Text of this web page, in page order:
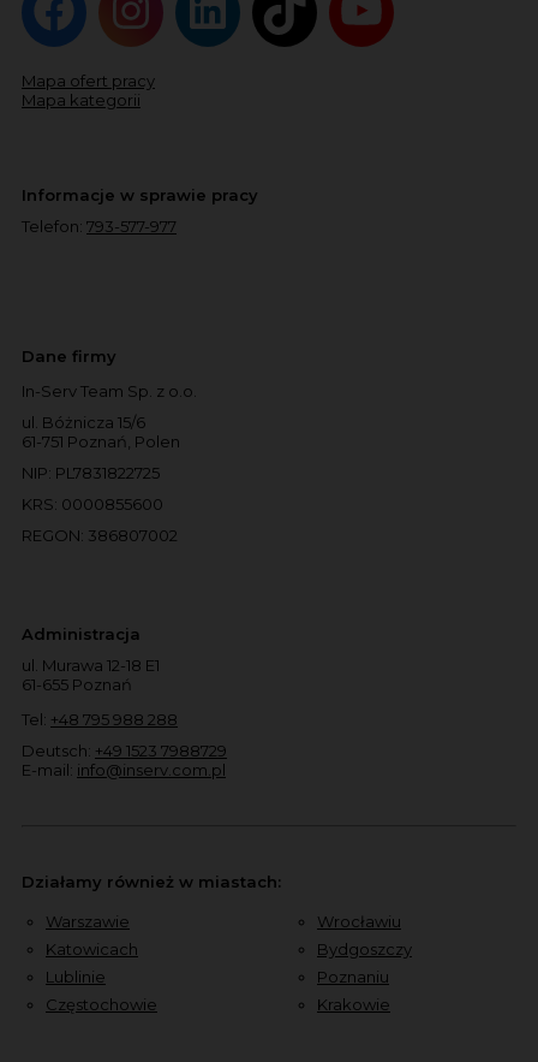
Mapa ofert pracy
Mapa kategorii
Informacje w sprawie pracy
Telefon: 793-577-977
Dane firmy
In-Serv Team Sp. z o.o.
ul. Bóżnicza 15/6
61-751 Poznań, Polen
NIP: PL7831822725
KRS: 0000855600
REGON: 386807002
Administracja
ul. Murawa 12-18 E1
61-655 Poznań
Tel: +48 795 988 288
Deutsch: +49 1523 7988729
E-mail: info@inserv.com.pl
Działamy również w miastach:
Warszawie
Katowicach
Lublinie
Częstochowie
Wrocławiu
Bydgoszczy
Poznaniu
Krakowie